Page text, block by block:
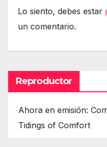
Lo siento, debes estar
un comentario.
Reproductor
Ahora en emisión:
Tidings of Comfort